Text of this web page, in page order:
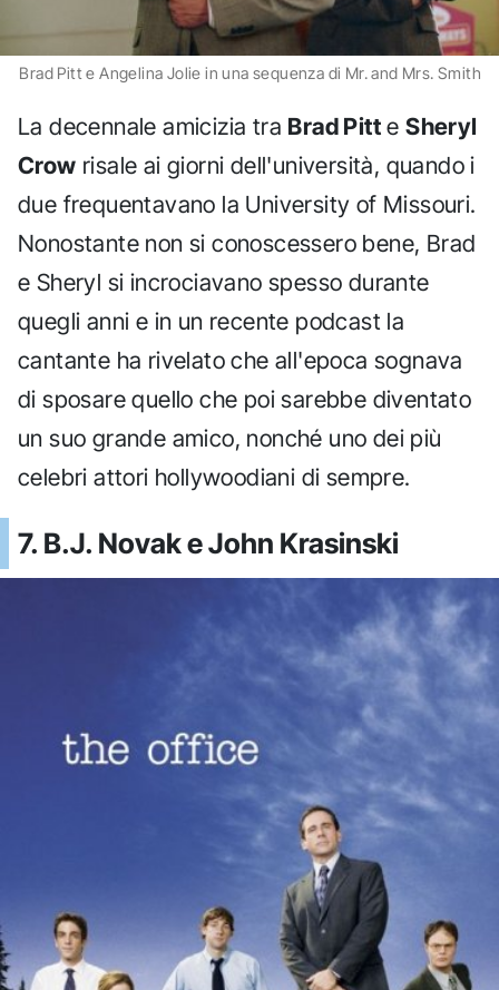
Brad Pitt e Angelina Jolie in una sequenza di Mr. and Mrs. Smith
La decennale amicizia tra Brad Pitt eSheryl
Crow risale ai giorni dell'università, quando i
due frequentavano la University of Missouri.
Nonostante non si conoscessero bene, Brad
e Sheryl si incrociavano spesso durante
quegli anni e in un recente podcast la
cantante ha rivelato che all'epoca sognava
di sposare quello che poi sarebbe diventato
un suo grande amico, nonché uno dei più
celebri attori hollywoodiani di sempre.
7. B.J. Novak e John Krasinski